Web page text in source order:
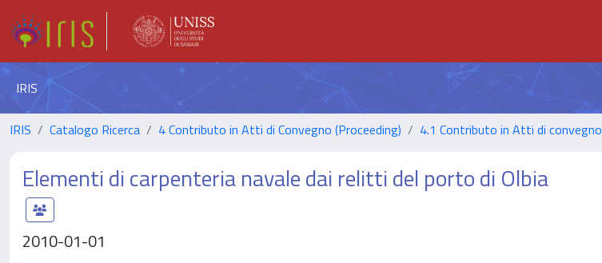
IRIS
IRIS Catalogo Ricerca 4 Contributo in Atti di Convegno (Proceeding) 4.1 Contributo in Atti di convegno
Elementi di carpenteria navale dai relitti del porto di Olbia
2010-01-01